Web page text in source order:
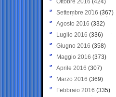
Ottobre 2016 (424)
Settembre 2016 (367)
Agosto 2016 (332)
Luglio 2016 (336)
Giugno 2016 (358)
Maggio 2016 (373)
Aprile 2016 (307)
Marzo 2016 (369)
Febbraio 2016 (335)